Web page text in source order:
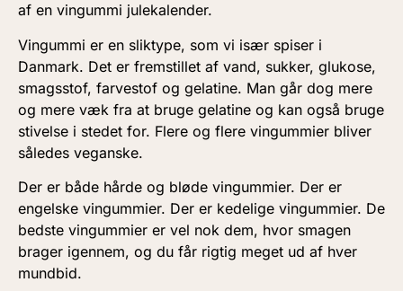
af en vingummi julekalender.
Vingummi er en sliktype, som vi især spiser i
Danmark. Det er fremstillet af vand, sukker, glukose,
smagsstof, farvestof og gelatine. Man går dog mere
og mere væk fra at bruge gelatine og kan også bruge
stivelse i stedet for. Flere og flere vingummier bliver
således veganske.
Der er både hårde og bløde vingummier. Der er
engelske vingummier. Der er kedelige vingummier. De
bedste vingummier er vel nok dem, hvor smagen
brager igennem, og du får rigtig meget ud af hver
mundbid.